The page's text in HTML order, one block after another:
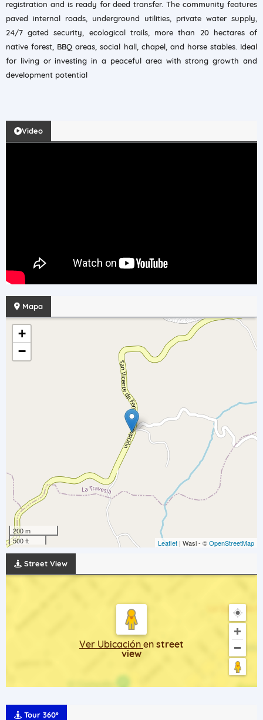
registration and is ready for deed transfer. The community features
paved internal roads, underground utilities, private water supply,
24/7 gated security, ecological trails, more than 20 hectares of
native forest, BBQ areas, social hall, chapel, and horse stables. Ideal
for living or investing in a peaceful area with strong growth and
development potential
Video
Mapa
+
−
200 m
500 ft
Leaflet | Wasi - ©OpenStreetMap
Street View
Ver Ubicación en street
view
Tour 360º